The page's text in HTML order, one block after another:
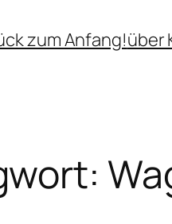
zum Anfang!über